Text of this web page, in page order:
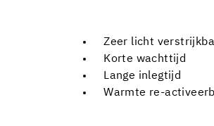
Zeer licht
Korte wachttijd
Lange inlegtijd
Warmte re-